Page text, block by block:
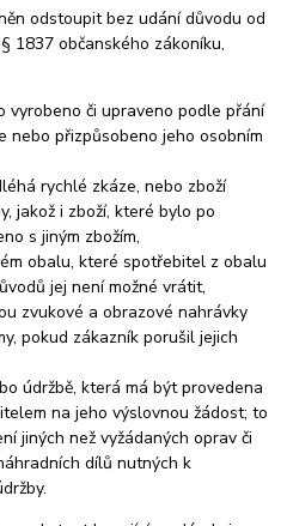
odstoupit bez udání důvodu od
1837 občanského zákoníku,
vyrobeno či upraveno podle přání
nebo přizpůsobeno jeho osobním
rychlé zkáze, nebo zboží
jakož i zboží, které bylo po
s jiným zbožím,
obalu, které spotřebitel z obalu
jej není možné vrátit,
zvukové a obrazové nahrávky
pokud zákazník porušil jejich
údržbě, která má být provedena
na jeho výslovnou žádost; to
jiných než vyžádaných oprav či
dílů nutných k